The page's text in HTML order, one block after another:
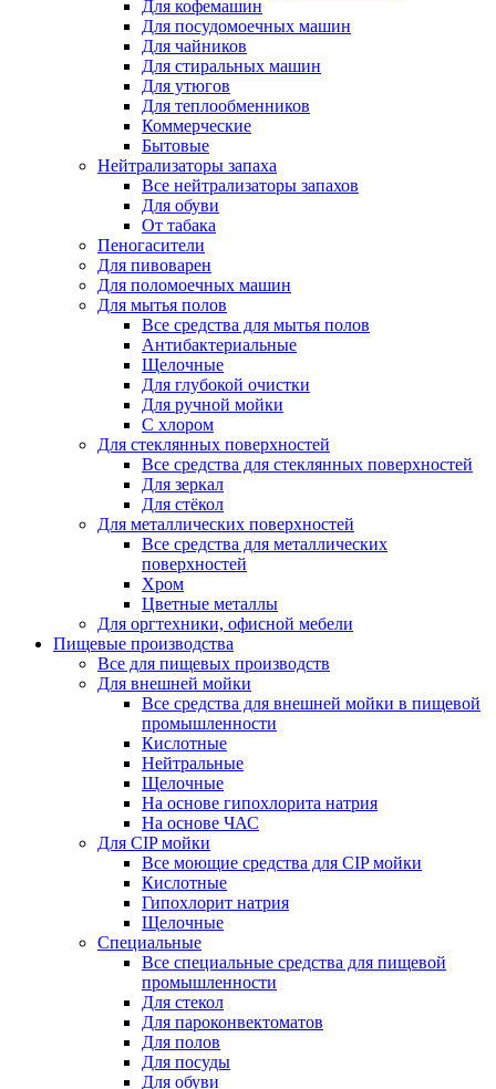
Для кофемашин
Для посудомоечных машин
Для чайников
Для стиральных машин
Для утюгов
Для теплообменников
Коммерческие
Бытовые
Нейтрализаторы запаха
Все нейтрализаторы запахов
Для обуви
От табака
Пеногасители
Для пивоварен
Для поломоечных машин
Для мытья полов
Все средства для мытья полов
Антибактериальные
Щелочные
Для глубокой очистки
Для ручной мойки
С хлором
Для стеклянных поверхностей
Все средства для стеклянных поверхностей
Для зеркал
Для стёкол
Для металлических поверхностей
Все средства для металлических
поверхностей
Хром
Цветные металлы
Для оргтехники, офисной мебели
Пищевые производства
Все для пищевых производств
Для внешней мойки
Все средства для внешней мойки в пищевой
промышленности
Кислотные
Нейтральные
Щелочные
На основе гипохлорита натрия
На основе ЧАС
Для CIP мойки
Все моющие средства для CIP мойки
Кислотные
Гипохлорит натрия
Щелочные
Специальные
Все специальные средства для пищевой
промышленности
Для стекол
Для пароконвектоматов
Для полов
Для посуды
Для обуви